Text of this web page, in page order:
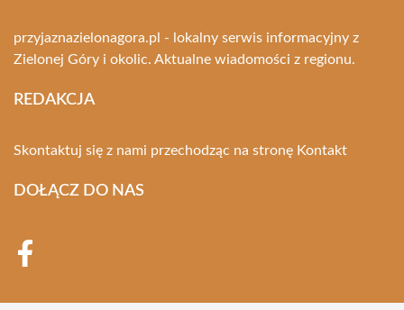
przyjaznazielonagora.pl - lokalny serwis informacyjny z
Zielonej Góry i okolic. Aktualne wiadomości z regionu.
REDAKCJA
Skontaktuj się z nami przechodząc na stronę Kontakt
DOŁĄCZ DO NAS